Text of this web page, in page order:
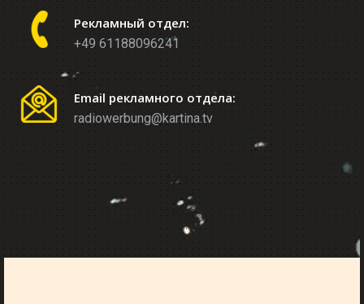
Рекламный отдел:
+49 61188096241
Email рекламного отдела:
radiowerbung@kartina.tv